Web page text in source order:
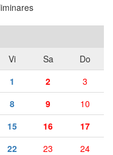
Vi Sa
Do
1
2
3
8 9
10
15 16
17
22 23
24